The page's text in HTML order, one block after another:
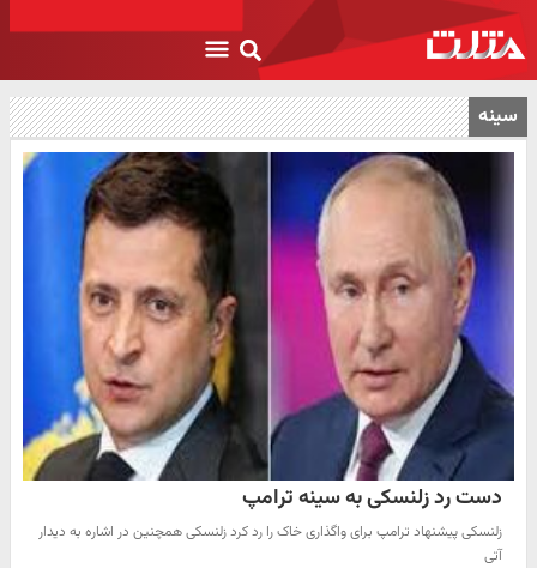
سینه
دست رد زلنسکی به سینه ترامپ
زلنسکی پیشنهاد ترامپ برای واگذاری خاک را رد کرد زلنسکی همچنین در اشاره به دیدار
آتی